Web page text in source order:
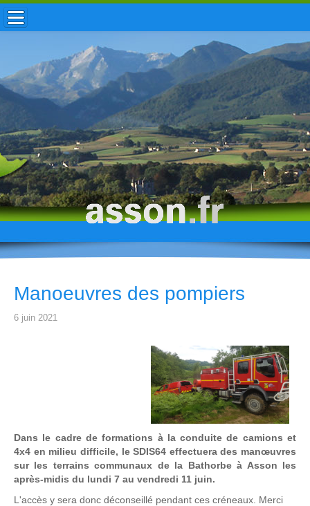
ACCUEIL / INFOS
MUNICIPALITÉ
VIE LOCALE
ENFANCE
TOURISME
HISTOIRE
Manoeuvres des pompiers
6 juin 2021
Dans le cadre de formations à la conduite de camions et
4x4 en milieu difficile, le SDIS64 effectuera des manœuvres
sur les terrains communaux de la Bathorbe à Asson les
après-midis du lundi 7 au vendredi 11 juin.
L'accès y sera donc déconseillé pendant ces créneaux. Merci